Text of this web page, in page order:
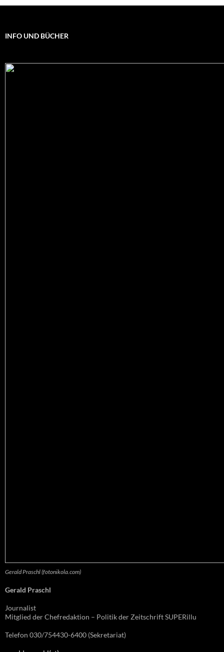
INFO UND BÜCHER
Gerald Praschl (fotonikola.com)
Gerald Praschl
Journalist
Mitglied der Chefredaktion – Politik der Zeitschrift SUPERillu
Telefon 030/754430-6400 (Sekretariat)